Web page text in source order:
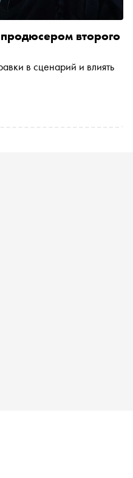
второго
в сценарий и влиять